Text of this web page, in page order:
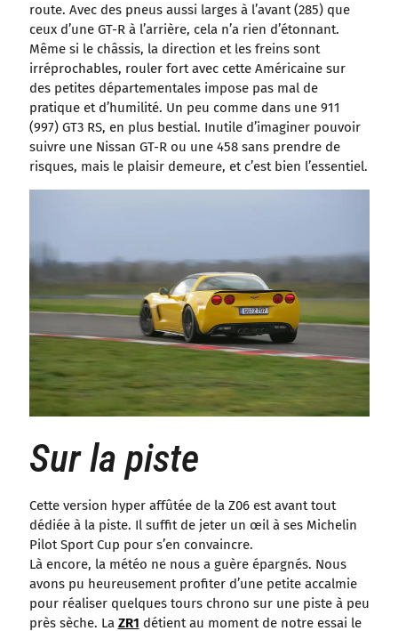
route. Avec des pneus aussi larges à l’avant (285) que
ceux d’une GT-R à l’arrière, cela n’a rien d’étonnant.
Même si le châssis, la direction et les freins sont
irréprochables, rouler fort avec cette Américaine sur
des petites départementales impose pas mal de
pratique et d’humilité. Un peu comme dans une 911
(997) GT3 RS, en plus bestial. Inutile d’imaginer pouvoir
suivre une Nissan GT-R ou une 458 sans prendre de
risques, mais le plaisir demeure, et c’est bien l’essentiel.
Sur la piste
Cette version hyper affûtée de la Z06 est avant tout
dédiée à la piste. Il suffit de jeter un œil à ses Michelin
Pilot Sport Cup pour s’en convaincre.
Là encore, la météo ne nous a guère épargnés. Nous
avons pu heureusement profiter d’une petite accalmie
pour réaliser quelques tours chrono sur une piste à peu
près sèche. La ZR1 détient au moment de notre essai le